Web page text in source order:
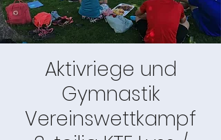
Aktivriege und
Gymnastik
Vereinswettkampf